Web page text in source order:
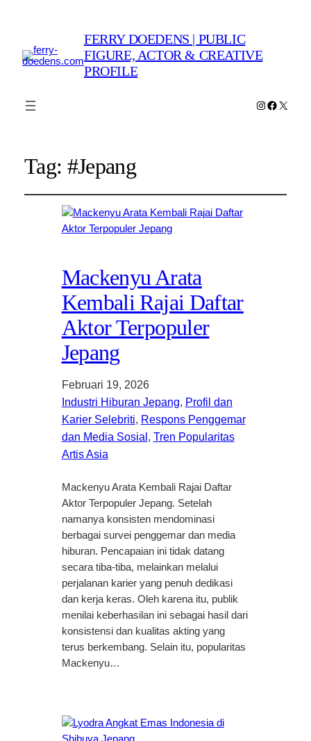
FERRY DOEDENS | PUBLIC
FIGURE, ACTOR & CREATIVE
PROFILE
Instagram
X
Tag: #Jepang
Mackenyu Arata
Kembali Rajai Daftar
Aktor Terpopuler
Jepang
Februari 19, 2026
Industri Hiburan Jepang, Profil dan
Karier Selebriti, Respons Penggemar
dan Media Sosial , Tren Popularitas
Artis Asia
Mackenyu Arata Kembali Rajai Daftar
Aktor Terpopuler Jepang. Setelah
namanya konsisten mendominasi
berbagai survei penggemar dan media
hiburan. Pencapaian ini tidak datang
secara tiba-tiba, melainkan melalui
perjalanan karier yang penuh dedikasi
dan kerja keras. Oleh karena itu, publik
menilai keberhasilan ini sebagai hasil dari
konsistensi dan kualitas akting yang
terus berkembang. Selain itu, popularitas
Mackenyu…